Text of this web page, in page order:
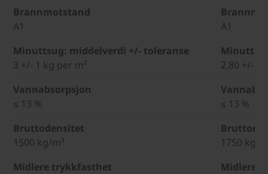
Brannmotstand
A1
A1
Minuttsug: middelverdi +/- toleranse
3 +/- 1 kg per m²
2,80 +/- 1
Vannabsorpsjon
≤ 13 %
≤ 13 %
Bruttodensitet
1500 kg/m³
1750 kg/
Midlere trykkfasthet
Midlere